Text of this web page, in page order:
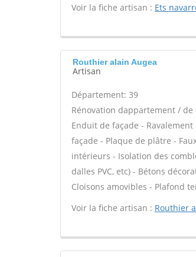
Voir la fiche artisan : Ets
Routhier alain Augea
Artisan
Département: 39
Rénovation dappartement /
Enduit de façade -
façade - Plaque de plâtre -
intérieurs - Isolation des
dalles PVC, etc) - Bétons
Cloisons amovibles - Plafond
Voir la fiche artisan : Routhier